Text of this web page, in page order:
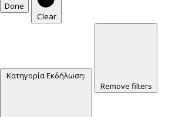
Done
Clear
Κατηγορία Εκδήλωση:
Remove filters